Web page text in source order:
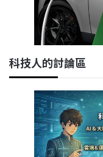
科技人的討論區